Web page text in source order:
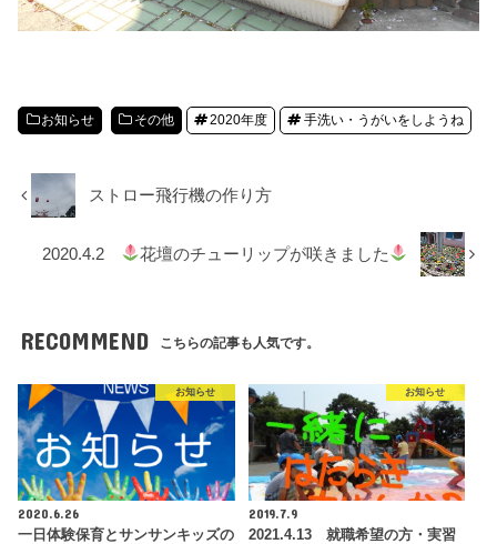
お知らせ その他 2020年度 手洗い・うがいをしようね
ストロー飛行機の作り方
2020.4.2 花壇のチューリップが咲きました
RECOMMEND こちらの記事も人気です。
お知らせ
2020.6.26
一日体験保育とサンサンキッズの
お知らせ
2019.7.9
2021.4.13 就職希望の方・実習